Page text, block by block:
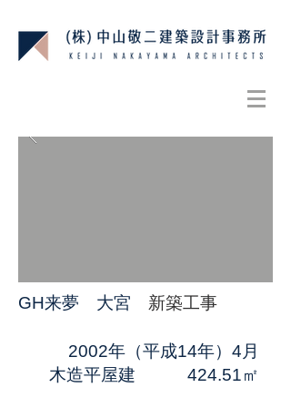
GH来夢 大宮 新築工事
2002年（平成14年）4月
木造平屋建 424.51㎡